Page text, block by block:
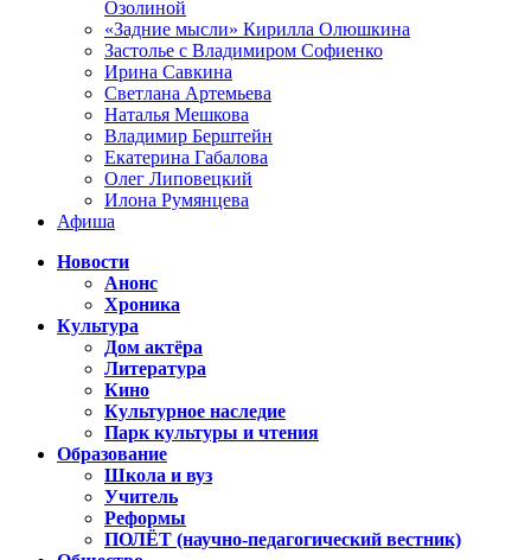
Озолиной
«Задние мысли» Кирилла Олюшкина
Застолье с Владимиром Софиенко
Ирина Савкина
Светлана Артемьева
Наталья Мешкова
Владимир Берштейн
Екатерина Габалова
Олег Липовецкий
Илона Румянцева
Афиша
Новости
Анонс
Хроника
Культура
Дом актёра
Литература
Кино
Культурное наследие
Парк культуры и чтения
Образование
Школа и вуз
Учитель
Реформы
ПОЛЁТ (научно-педагогический вестник)